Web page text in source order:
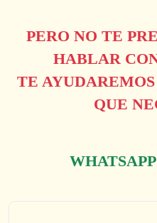
PERO NO TE
HABLAR
TE
QUE